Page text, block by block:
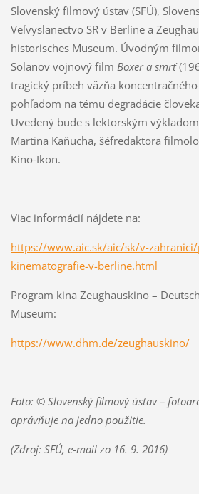
Slovenský filmový ústav (SFÚ),
Veľvyslanectvo SR v Berlíne a
historisches Museum. Úvodným
Solanov vojnový film Boxer a smrť
tragický príbeh väzňa
pohľadom na tému degradácie
Uvedený bude s lektorským
Martina Kaňucha, šéfredaktora
Kino-Ikon.
Viac informácií nájdete na:
https://www.aic.sk/aic/sk/v-
kinematografie-v-berline.html
Program kina Zeughauskino –
Museum:
https://www.dhm.de/zeughauskino/
Foto: © Slovenský filmový ústav –
oprávňuje na jedno použitie.
(Zdroj: SFÚ, e-mail zo 16. 9. 2016)